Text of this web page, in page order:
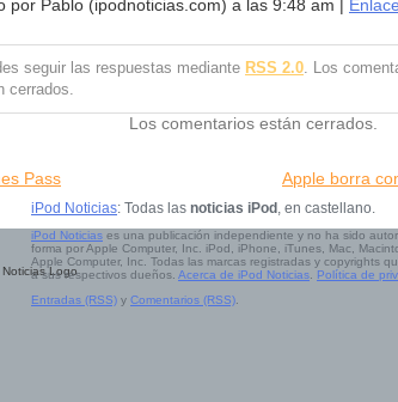
por Pablo (ipodnoticias.com) a las 9:48 am | Enlace
seguir las respuestas mediante RSS 2.0. Los
cerrados.
Los comentarios están cerrados.
Pass Apple borra
iPod Noticias: Todas las noticias iPod , en castellano.
iPod Noticias es una publicación independiente y no ha sido
forma por Apple Computer, Inc. iPod, iPhone, iTunes, Mac,
Apple Computer, Inc. Todas las marcas registradas y copyrights
a sus respectivos dueños. Acerca de iPod Noticias Política de
Entradas (RSS) y Comentarios (RSS)